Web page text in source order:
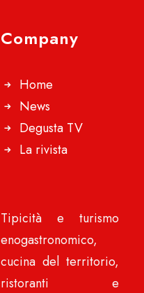
Company
Home
News
Degusta TV
La rivista
Tipicità e turismo
enogastronomico,
cucina del territorio,
ristoranti e